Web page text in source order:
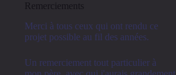
Remerciements
Merci à tous ceux qui ont rendu ce
projet possible au fil des années.
Un remerciement tout particulier à